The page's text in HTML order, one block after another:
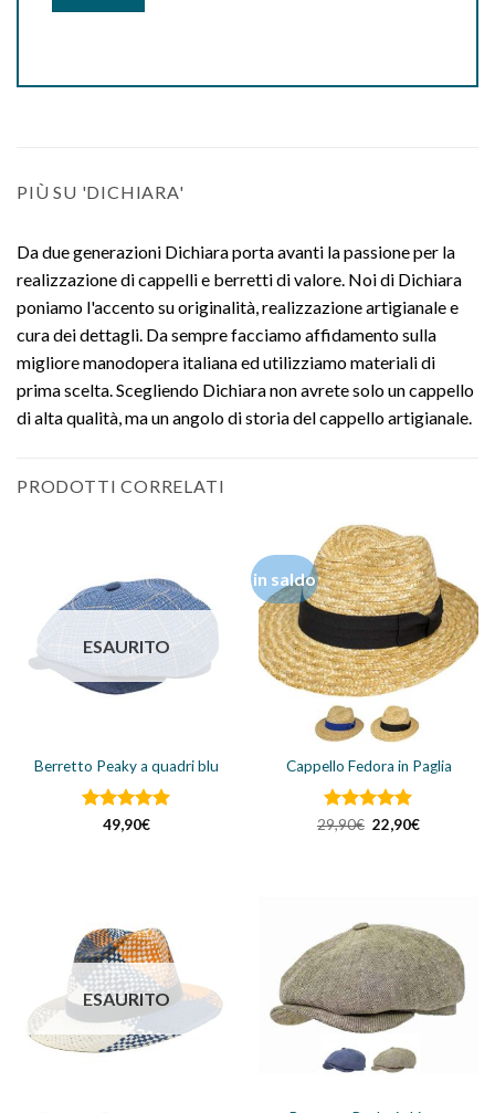
PIÙ SU 'DICHIARA'
Da due generazioni Dichiara porta avanti la passione per la
realizzazione di cappelli e berretti di valore. Noi di Dichiara
poniamo l'accento su originalità, realizzazione artigianale e
cura dei dettagli. Da sempre facciamo affidamento sulla
migliore manodopera italiana ed utilizziamo materiali di
prima scelta. Scegliendo Dichiara non avrete solo un cappello
di alta qualità, ma un angolo di storia del cappello artigianale.
PRODOTTI CORRELATI
ESAURITO
Berretto Peaky a quadri blu
Valutato5
49,90€
in saldo
Cappello Fedora in Paglia
Valutato 5
29,90€ Il
prezzo
22,90€Il
ESAURITO